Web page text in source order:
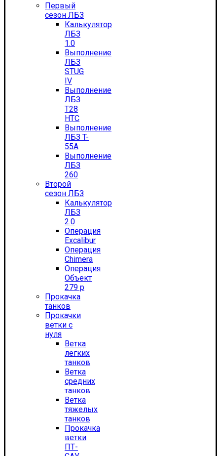
Первый
сезон ЛБЗ
Калькулятор
ЛБЗ
1.0
Выполнение
ЛБЗ
STUG
IV
Выполнение
ЛБЗ
T28
HTC
Выполнение
ЛБЗ T-
55А
Выполнение
ЛБЗ
260
Второй
сезон ЛБЗ
Калькулятор
ЛБЗ
2.0
Операция
Excalibur
Операция
Chimera
Операция
Объект
279 р
Прокачка
танков
Прокачки
ветки с
нуля
Ветка
легких
танков
Ветка
средних
танков
Ветка
тяжелых
танков
Прокачка
ветки
ПТ-